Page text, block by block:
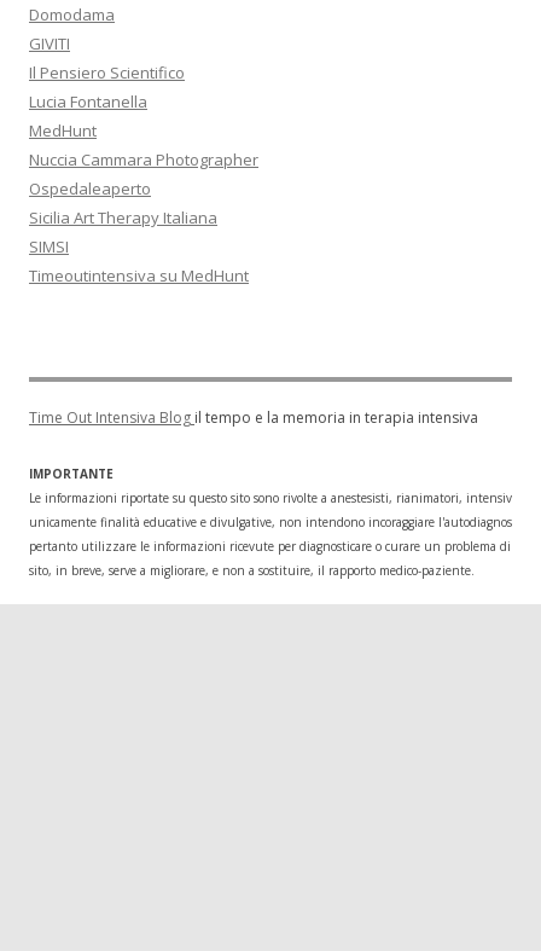
Domodama
GIVITI
Il Pensiero Scientifico
Lucia Fontanella
MedHunt
Nuccia Cammara Photographer
Ospedaleaperto
Sicilia Art Therapy Italiana
SIMSI
Timeoutintensiva su MedHunt
Time Out Intensiva Blog il tempo e la memoria in terapia intensiva
IMPORTANTE
Le informazioni riportate su questo sito sono rivolte a anestesisti, rianimatori,
unicamente finalità educative e divulgative, non intendono incoraggiare l'autodiagnosi o
pertanto utilizzare le informazioni ricevute per diagnosticare o curare un problema di
sito, in breve, serve a migliorare, e non a sostituire, il rapporto medico-paziente.